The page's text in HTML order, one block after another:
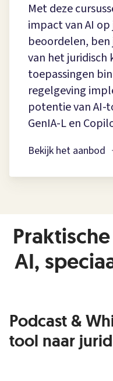
Met deze
impact van AI
beoordelen,
van het juridisch
toepassingen
regelgeving
potentie van AI-
GenIA-L en
Bekijk het aanbod
AI,
Podcast &
tool naar